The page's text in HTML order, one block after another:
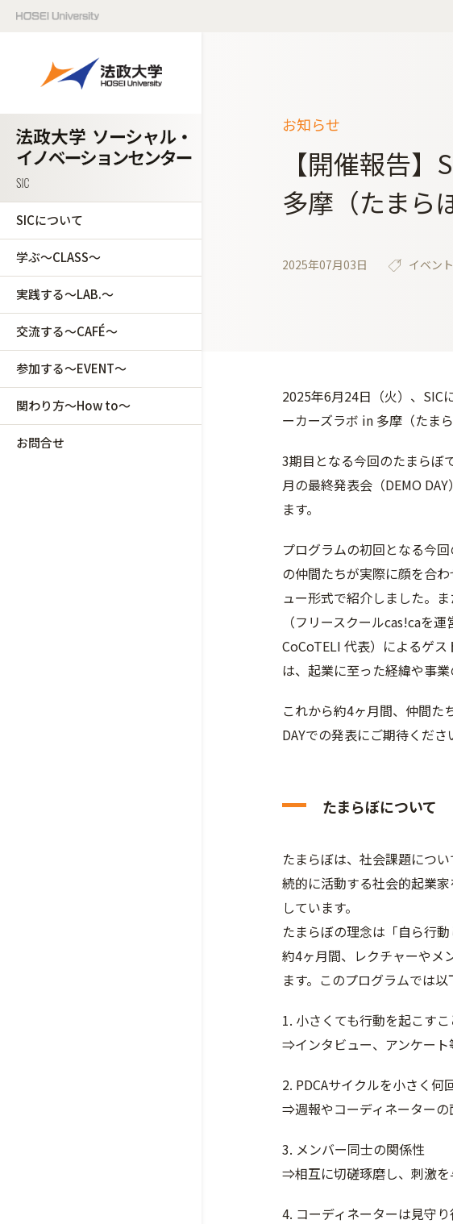
SICについて
学ぶ～CLASS～
実践する～LAB.～
交流する～CAFÉ～
参加する～EVENT～
関わり方～How to～
お問合せ
お知らせ
【開催報告
多摩（たまら
2025年07月03日 イベン
2025年6月24日（火）、SIC
ーカーズラボ in 多摩（たま
3期目となる今回のたまらぼ
月の最終発表会（DEMO
ます。
プログラムの初回となる今
の仲間たちが実際に顔を合
ュー形式で紹介しました。
（フリースクールcas!caを
CoCoTELI 代表）によるゲ
は、起業に至った経緯や事
これから約4ヶ月間、仲間た
DAYでの発表にご期待くださ
たまらぼについて
たまらぼは、社会課題につ
続的に活動する社会的起業
しています。
たまらぼの理念は「自ら行
約4ヶ月間、レクチャーやメ
ます。このプログラムでは以
1. 小さくても行動を起こす
⇒インタビュー、アンケート
2. PDCAサイクルを小さく何
⇒週報やコーディネーターの
3. メンバー同士の関係性
⇒相互に切磋琢磨し、刺激を
4. コーディネーターは見守